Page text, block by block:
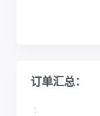
订单汇总：
: